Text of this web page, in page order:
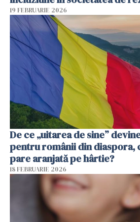
19 FEBRUARIE 2026
De ce „uitarea de sine”
pentru românii din diaspora,
pare aranjată pe hârtie?
18 FEBRUARIE 2026